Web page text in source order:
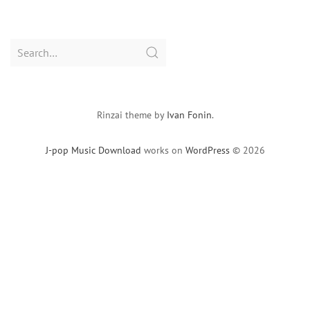
Search
J-pop Music Download works on WordPress © 2026
Rinzai theme by Ivan Fonin.